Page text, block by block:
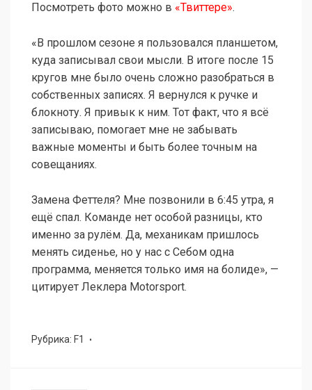
Посмотреть фото можно в «Твиттере».
«В прошлом сезоне я пользовался планшетом,
куда записывал свои мысли. В итоге после 15
кругов мне было очень сложно разобраться в
собственных записях. Я вернулся к ручке и
блокноту. Я привык к ним. Тот факт, что я всё
записываю, помогает мне не забывать
важные моменты и быть более точным на
совещаниях.
Замена Феттеля? Мне позвонили в 6:45 утра, я
ещё спал. Команде нет особой разницы, кто
именно за рулём. Да, механикам пришлось
менять сиденье, но у нас с Себом одна
программа, меняется только имя на болиде», —
цитирует Леклера Motorsport.
Рубрика: F1